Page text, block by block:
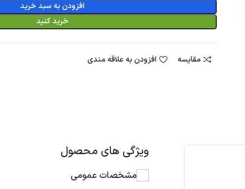
افزودن به سبد خرید
خرید کنید
مقایسه افزودن به علاقه مندی
ویژگی های محصول
مشخصات عمومی